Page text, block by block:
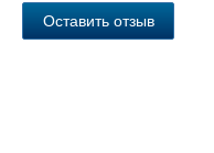
Оставить отзыв